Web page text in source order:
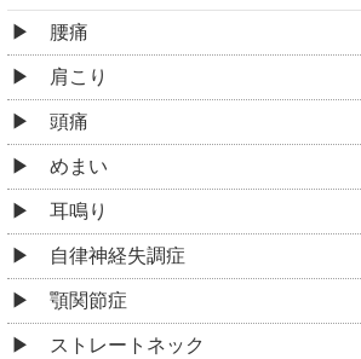
腰痛
肩こり
頭痛
めまい
耳鳴り
自律神経失調症
顎関節症
ストレートネック